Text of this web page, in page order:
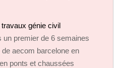
génie civil
premier de 6 semaines
aecom barcelone en
ponts et chaussées